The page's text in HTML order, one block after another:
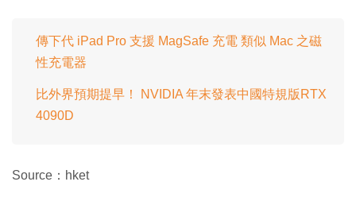
傳下代 iPad Pro 支援 MagSafe 充電 類似 Mac 之磁
性充電器
比外界預期提早！ NVIDIA 年末發表中國特規版RTX
4090D
Source：hket